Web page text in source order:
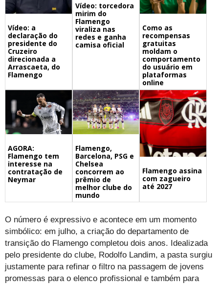
Vídeo: a
declaração do
presidente do
Cruzeiro
direcionada a
Arrascaeta, do
Flamengo
Vídeo: torcedora
mirim do
Flamengo
viraliza nas
redes e ganha
camisa oficial
Como as
recompensas
gratuitas
moldam o
comportamento
do usuário em
plataformas
online
AGORA:
Flamengo tem
interesse na
contratação de
Neymar
Flamengo,
Barcelona, PSG e
Chelsea
concorrem ao
prêmio de
melhor clube do
mundo
Flamengo assina
com zagueiro
até 2027
O número é expressivo e acontece em um momento
simbólico: em julho, a criação do departamento de
transição do Flamengo completou dois anos. Idealizada
pelo presidente do clube, Rodolfo Landim, a pasta surgiu
justamente para refinar o filtro na passagem de jovens
promessas para o elenco profissional e também para